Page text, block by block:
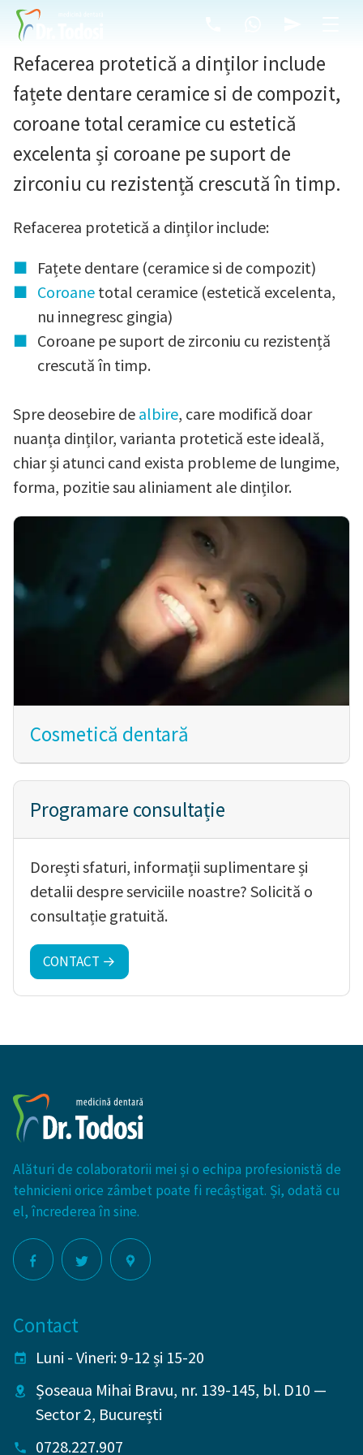
Refacerea protetică a dinților include
fațete dentare ceramice si de compozit,
coroane total ceramice cu estetică
excelenta și coroane pe suport de
zirconiu cu rezistență crescută în timp.
Refacerea protetică a dinților include:
Fațete dentare (ceramice si de compozit)
Coroane total ceramice (estetică excelenta,
nu innegresc gingia)
Coroane pe suport de zirconiu cu rezistență
crescută în timp.
Spre deosebire de albire, care modifică doar
nuanța dinților, varianta protetică este ideală,
chiar și atunci cand exista probleme de lungime,
forma, pozitie sau aliniament ale dinților.
Cosmetică dentară
Programare consultație
Dorești sfaturi, informații suplimentare și
detalii despre serviciile noastre? Solicită o
consultație gratuită.
CONTACT →
Alături de colaboratorii mei și o echipa profesionistă de
tehnicieni orice zâmbet poate fi recâștigat. Și, odată cu
el, încrederea în sine.
Contact
Luni - Vineri: 9-12 și 15-20
Șoseaua Mihai Bravu, nr. 139-145, bl. D10 —
Sector 2, București
0728.227.907